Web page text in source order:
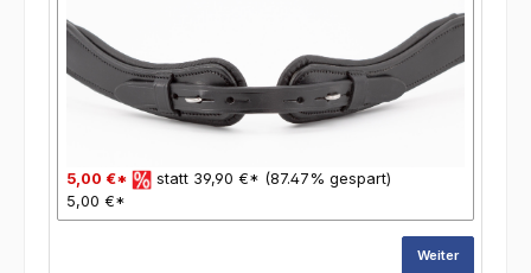
5,00 €*
statt 39,90 €* (87.47% gespart)
5,00 €*
Weiter